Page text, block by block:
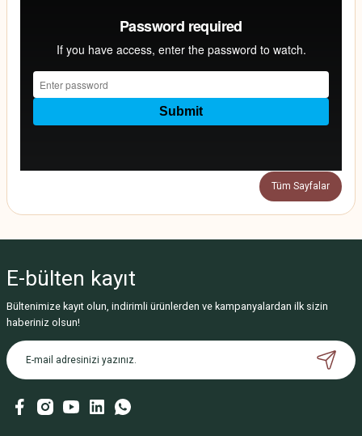
Tüm Sayfalar
E-bülten kayıt
Bültenimize kayıt olun, indirimli ürünlerden ve kampanyalardan ilk sizin
haberiniz olsun!